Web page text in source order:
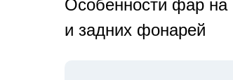
Особенности фар на
и задних фонарей